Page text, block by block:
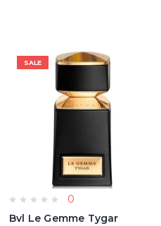
SALE
0
Bvl Le Gemme Tygar